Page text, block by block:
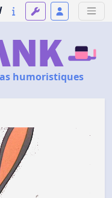
humoristiques